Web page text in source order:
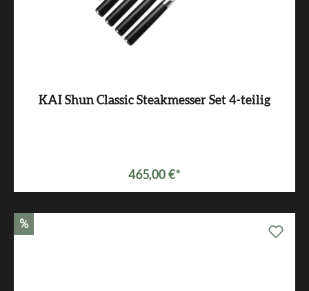
KAI Shun Classic Steakmesser Set 4-teilig
465,00 €*
%